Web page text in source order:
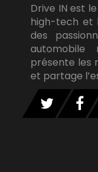
Drive IN est
high-tech et
des
automobile
présente les
et partage